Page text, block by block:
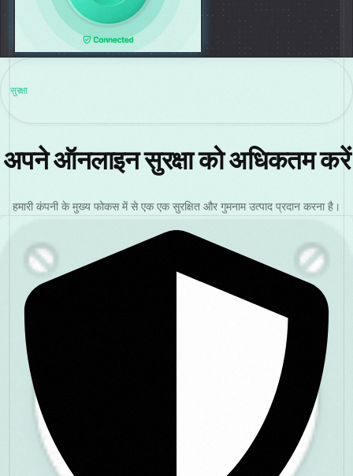
सुरक्षा
अपने ऑनलाइन सुरक्षा को अधिकतम करें
हमारी कंपनी के मुख्य फोकस में से एक एक सुरक्षित और गुमनाम उत्पाद प्रदान करना है।